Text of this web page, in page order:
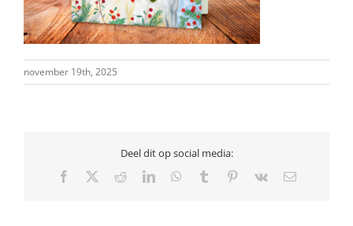
november 19th, 2025
Deel dit op social media:
Facebook RedditLinkedInWhatsApp
Tumblr Pinterest
Vk
E-